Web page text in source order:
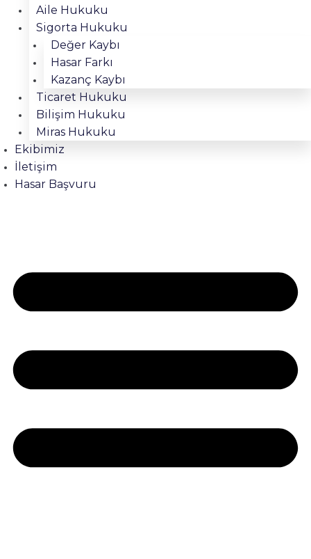
Aile Hukuku
Sigorta Hukuku
Değer Kaybı
Hasar Farkı
Kazanç Kaybı
Ticaret Hukuku
Bilişim Hukuku
Miras Hukuku
Ekibimiz
İletişim
Hasar Başvuru